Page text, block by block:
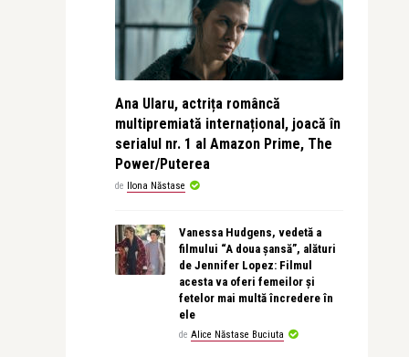
Ana Ularu, actrița româncă
multipremiată internațional, joacă în
serialul nr. 1 al Amazon Prime, The
Power/Puterea
de Ilona Năstase
Vanessa Hudgens, vedetă a
filmului “A doua șansă”, alături
de Jennifer Lopez: Filmul
acesta va oferi femeilor și
fetelor mai multă încredere în
ele
de Alice Năstase Buciuta